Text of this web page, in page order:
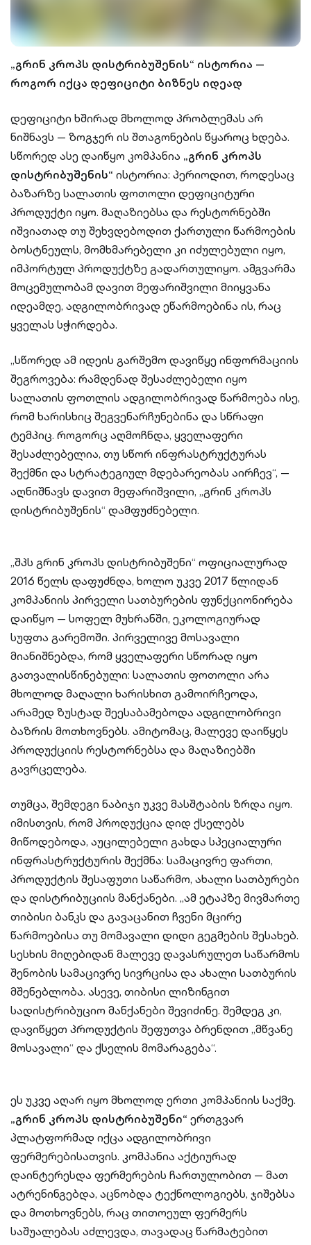
„გრინ კროპს დისტრიბუშენის“ ისტორია —
როგორ იქცა დეფიციტი ბიზნეს იდეად
დეფიციტი ხშირად მხოლოდ პრობლემას არ
ნიშნავს — ზოგჯერ ის შთაგონების წყაროც ხდება.
სწორედ ასე დაიწყო კომპანია „გრინ კროპს
დისტრიბუშენის“ ისტორია: პერიოდით, როდესაც
ბაზარზე სალათის ფოთოლი დეფიციტური
პროდუქტი იყო. მაღაზიებსა და რესტორნებში
იშვიათად თუ შეხვდებოდით ქართული წარმოების
ბოსტნეულს, მომხმარებელი კი იძულებული იყო,
იმპორტულ პროდუქტზე გადართულიყო. ამგვარმა
მოცემულობამ დავით მეფარიშვილი მიიყვანა
იდეამდე, ადგილობრივად ეწარმოებინა ის, რაც
ყველას სჭირდება.
„სწორედ ამ იდეის გარშემო დავიწყე ინფორმაციის
შეგროვება: რამდენად შესაძლებელი იყო
სალათის ფოთლის ადგილობრივად წარმოება ისე,
რომ ხარისხიც შეგვენარჩუნებინა და სწრაფი
ტემპიც. როგორც აღმოჩნდა, ყველაფერი
შესაძლებელია, თუ სწორ ინფრასტრუქტურას
შექმნი და სტრატეგიულ მდებარეობას აირჩევ“, —
აღნიშნავს დავით მეფარიშვილი, „გრინ კროპს
დისტრიბუშენის“ დამფუძნებელი.
„შპს გრინ კროპს დისტრიბუშენი“ ოფიციალურად
2016 წელს დაფუძნდა, ხოლო უკვე 2017 წლიდან
კომპანიის პირველი სათბურების ფუნქციონირება
დაიწყო — სოფელ მუხრანში, ეკოლოგიურად
სუფთა გარემოში. პირველივე მოსავალი
მიანიშნებდა, რომ ყველაფერი სწორად იყო
გათვალისწინებული: სალათის ფოთოლი არა
მხოლოდ მაღალი ხარისხით გამოირჩეოდა,
არამედ ზუსტად შეესაბამებოდა ადგილობრივი
ბაზრის მოთხოვნებს. ამიტომაც, მალევე დაიწყეს
პროდუქციის რესტორნებსა და მაღაზიებში
გავრცელება.
თუმცა, შემდეგი ნაბიჯი უკვე მასშტაბის ზრდა იყო.
იმისთვის, რომ პროდუქცია დიდ ქსელებს
მიწოდებოდა, აუცილებელი გახდა სპეციალური
ინფრასტრუქტურის შექმნა: სამაცივრე ფართი,
პროდუქტის შესაფუთი საწარმო, ახალი სათბურები
და დისტრიბუციის მანქანები. „ამ ეტაპზე მივმართე
თიბისი ბანკს და გავაცანით ჩვენი მცირე
წარმოებისა თუ მომავალი დიდი გეგმების შესახებ.
სესხის მიღებიდან მალევე დავასრულეთ საწარმოს
შენობის სამაცივრე სივრცისა და ახალი სათბურის
მშენებლობა. ასევე, თიბისი ლიზინგით
სადისტრიბუციო მანქანები შევიძინე. შემდეგ კი,
დავიწყეთ პროდუქტის შეფუთვა ბრენდით „მწვანე
მოსავალი“ და ქსელის მომარაგება“.
ეს უკვე აღარ იყო მხოლოდ ერთი კომპანიის საქმე.
„გრინ კროპს დისტრიბუშენი“ ერთგვარ
პლატფორმად იქცა ადგილობრივი
ფერმერებისათვის. კომპანია აქტიურად
დაინტერესდა ფერმერების ჩართულობით — მათ
ატრენინგებდა, აცნობდა ტექნოლოგიებს, ჯიშებსა
და მოთხოვნებს, რაც თითოეულ ფერმერს
საშუალებას აძლევდა, თავადაც წარმატებით